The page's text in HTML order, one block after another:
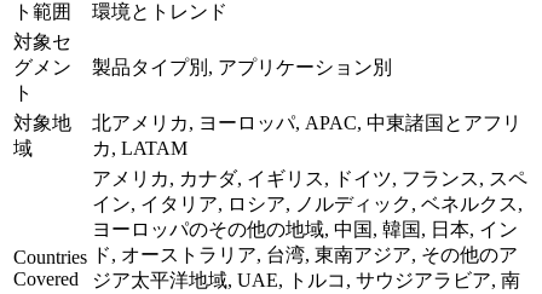
ト範囲
環境とトレンド
対象セ
グメン
ト
製品タイプ別, アプリケーション別
対象地
域
北アメリカ, ヨーロッパ, APAC, 中東諸国とアフリ
カ, LATAM
Countries
Covered
アメリカ, カナダ, イギリス, ドイツ, フランス, スペ
イン, イタリア, ロシア, ノルディック, ベネルクス,
ヨーロッパのその他の地域, 中国, 韓国, 日本, イン
ド, オーストラリア, 台湾, 東南アジア, その他のア
ジア太平洋地域, UAE, トルコ, サウジアラビア, 南